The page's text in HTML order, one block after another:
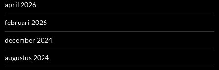
april 2026
februari 2026
december 2024
augustus 2024